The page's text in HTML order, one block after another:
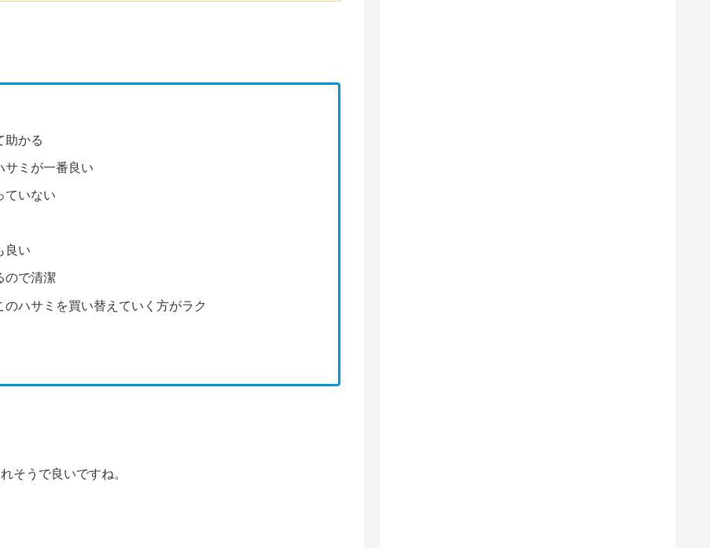
助かる
サミが一番良い
ていない
良い
ので清潔
ハサミを買い替えていく方がラク
そうで良いですね。